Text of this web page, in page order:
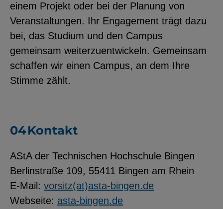
einem Projekt oder bei der Planung von
Veranstaltungen. Ihr Engagement trägt dazu
bei, das Studium und den Campus
gemeinsam weiterzuentwickeln. Gemeinsam
schaffen wir einen Campus, an dem Ihre
Stimme zählt.
Kontakt
AStA der Technischen Hochschule Bingen
Berlinstraße 109, 55411 Bingen am Rhein
E-Mail: vorsitz(at)asta-bingen.de
Webseite: asta-bingen.de